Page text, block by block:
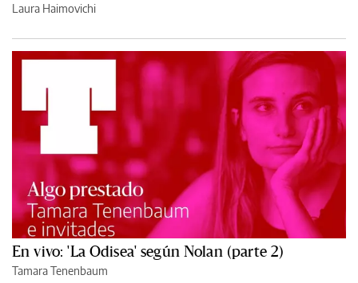
Laura Haimovichi
En vivo: 'La Odisea' según Nolan (parte 2)
Tamara Tenenbaum